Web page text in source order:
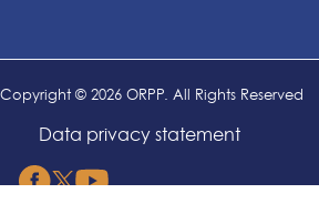
Copyright © 2026 ORPP. All Rights Reserved
Data privacy statement